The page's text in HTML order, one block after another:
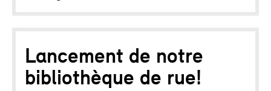
Lancement de notre
bibliothèque de rue!